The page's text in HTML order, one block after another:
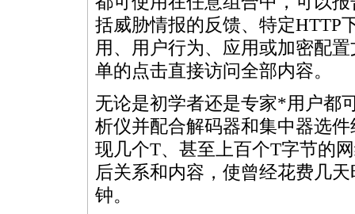
括威胁情报的反馈、特定HTTP
用、用户行为、应用或加密配
单的点击直接访问全部内容。
无论是初学者还是专家*用户都
析仪并配合解码器和集中器选
现几个T、甚至上百个T字节的
后关系和内容，使曾经花费几
钟。